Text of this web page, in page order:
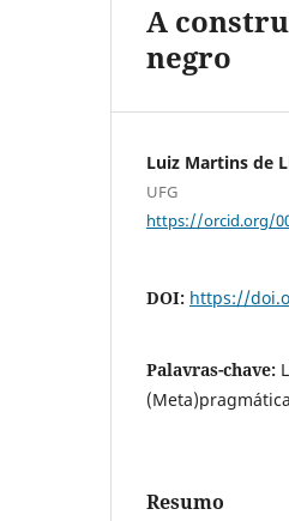
A
negro
Luiz Martins de
UFG
https://orcid.org/
DOI: https://
Palavras-chave:
Resumo